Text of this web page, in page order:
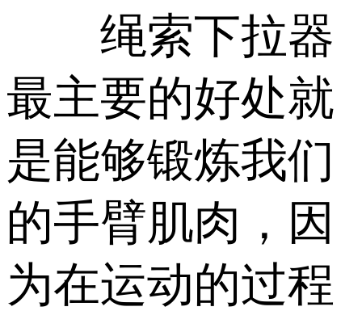
绳索下拉器
最主要的好处就
是能够锻炼我们
的手臂肌肉，因
为在运动的过程